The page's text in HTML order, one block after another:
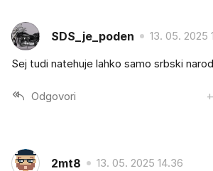
SDS_je_poden 13. 05. 2025
Sej tudi natehuje lahko samo srbski
Odgovori
2mt8 13. 05. 2025 14.36